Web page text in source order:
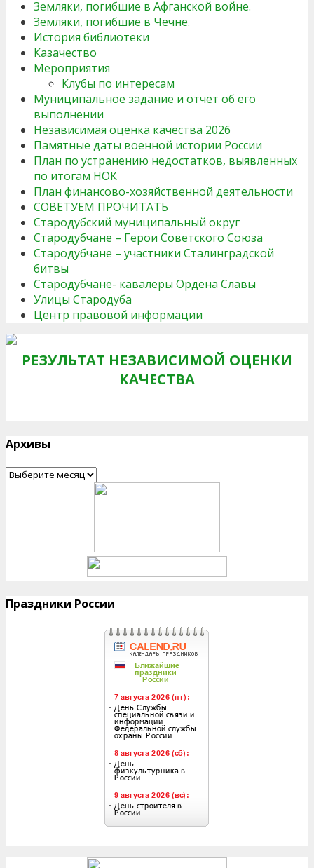
Земляки, погибшие в Афганской войне.
Земляки, погибшие в Чечне.
История библиотеки
Казачество
Мероприятия
Клубы по интересам
Муниципальное задание и отчет об его
выполнении
Независимая оценка качества 2026
Памятные даты военной истории России
План по устранению недостатков, выявленных
по итогам НОК
План финансово-хозяйственной деятельности
СОВЕТУЕМ ПРОЧИТАТЬ
Стародубский муниципальный округ
Стародубчане – Герои Советского Союза
Стародубчане – участники Сталинградской
битвы
Стародубчане- кавалеры Ордена Славы
Улицы Стародуба
Центр правовой информации
РЕЗУЛЬТАТ НЕЗАВИСИМОЙ ОЦЕНКИ
КАЧЕСТВА
Архивы
Архивы
Праздники России